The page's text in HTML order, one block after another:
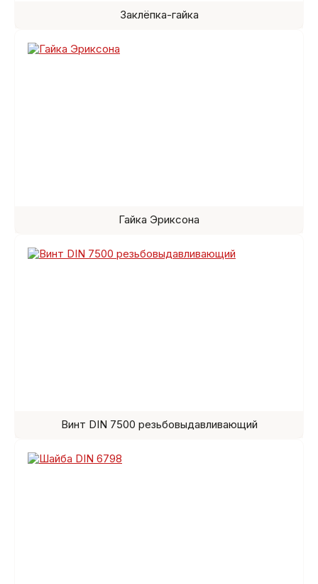
Заклёпка-гайка
Гайка Эриксона
Винт DIN 7500 резьбовыдавливающий